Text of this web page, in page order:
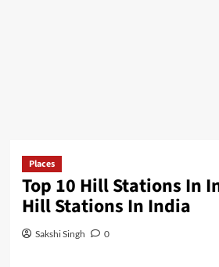
Places
Top 10 Hill Stations In
Hill Stations In India
Sakshi Singh 0